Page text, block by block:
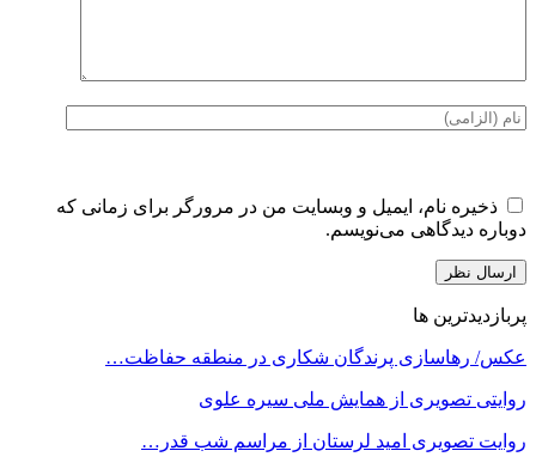
ذخیره نام، ایمیل و وبسایت من در مرورگر برای زمانی که
دوباره دیدگاهی می‌نویسم.
پربازدیدترین ها
عکس/ رهاسازی پرندگان شکاری در منطقه حفاظت…
روایتی تصویری از همایش ملی سیره علوی
روایت تصویری امید لرستان از مراسم شب قدر…